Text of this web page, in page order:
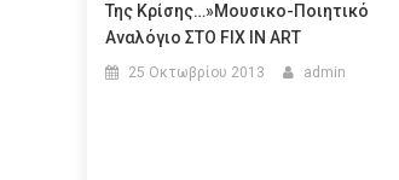
Της Κρίσης…»Μουσικο-Ποιητικό
Αναλόγιο ΣΤΟ FIX IN ART
25 Οκτωβρίου 2013 admin